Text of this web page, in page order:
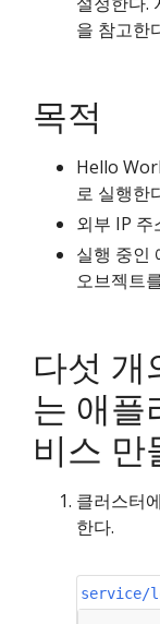
을 참고한
목적
Hello
로 실행한
외부 IP 주
실행 중인
오브젝트
다섯 개
는 애플
비스 만
클러스터
한다.
service/